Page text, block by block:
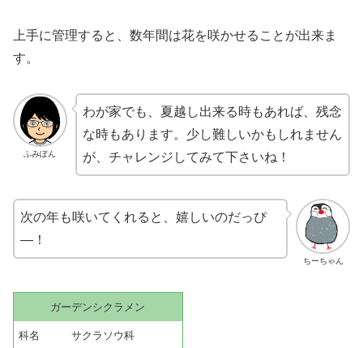
上手に管理すると、数年間は花を咲かせることが出来ま
す。
ふみぽん
わが家でも、夏越し出来る時もあれば、残念
な時もあります。少し難しいかもしれません
が、チャレンジしてみて下さいね！
ちーちゃん
次の年も咲いてくれると、嬉しいのだっぴ
―！
ガーデンシクラメン
科名 サクラソウ科